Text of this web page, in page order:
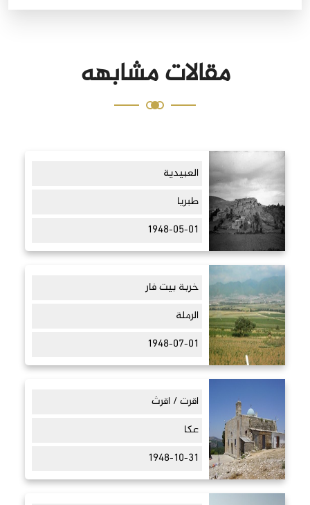
مقالات مشابهه
العبيدية
طبريا
1948-05-01
خربة بيت فار
الرملة
1948-07-01
اقرت / اقرث
عكا
1948-10-31